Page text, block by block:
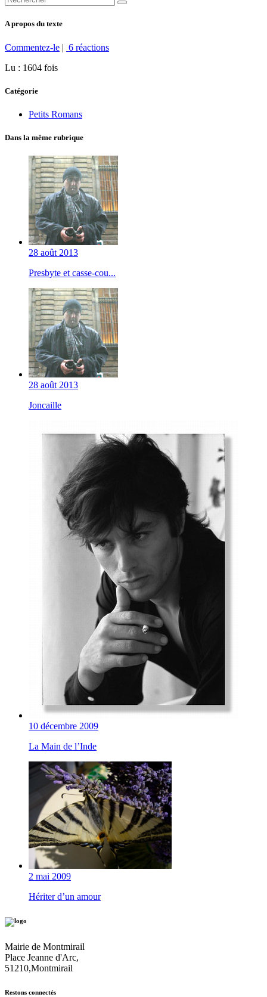
A propos du texte
Commentez-le | 6 réactions
Lu : 1604 fois
Catégorie
Petits Romans
Dans la même rubrique
28 août 2013
Presbyte et casse-cou...
28 août 2013
Joncaille
10 décembre 2009
La Main de l’Inde
2 mai 2009
Hériter d’un amour
Mairie de Montmirail
Place Jeanne d'Arc,
51210,Montmirail
Restons connectés